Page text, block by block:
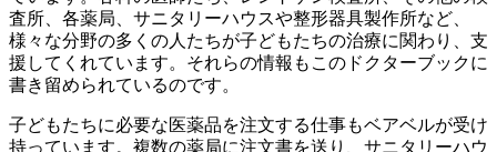
査所、各薬局、サニタリーハウスや整形器具製作所など、
様々な分野の多くの人たちが子どもたちの治療に関わり、支
援してくれています。それらの情報もこのドクターブックに
書き留められているのです。
子どもたちに必要な医薬品を注文する仕事もベアベルが受け
持っています。複数の薬局に注文書を送り、サニタリーハウ